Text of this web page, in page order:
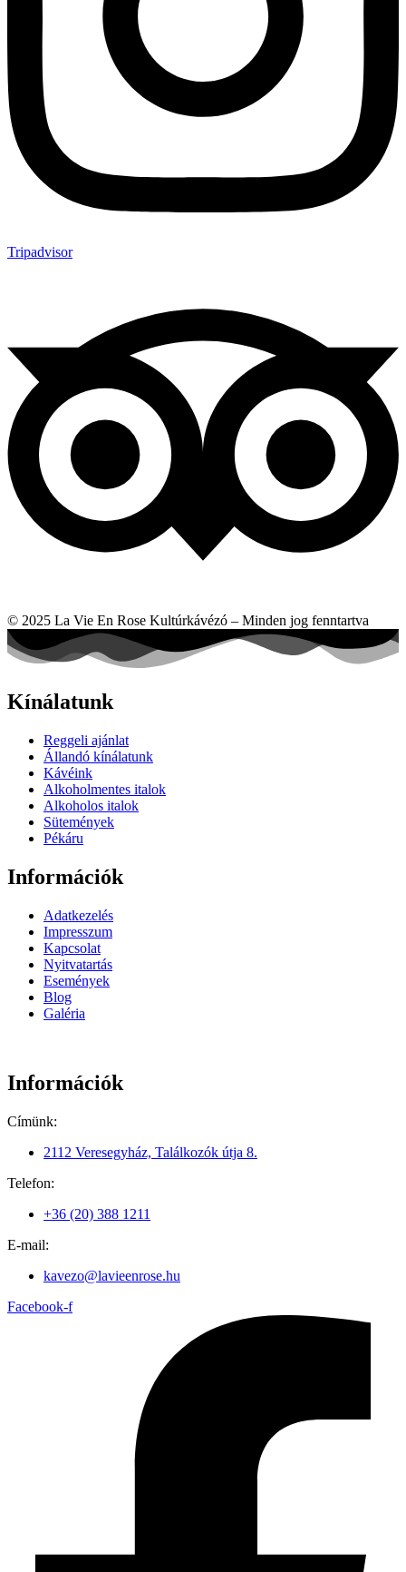
Tripadvisor
© 2025 La Vie En Rose Kultúrkávézó – Minden jog fenntartva
Kínálatunk
Reggeli ajánlat
Állandó kínálatunk
Kávéink
Alkoholmentes italok
Alkoholos italok
Sütemények
Pékáru
Információk
Adatkezelés
Impresszum
Kapcsolat
Nyitvatartás
Események
Blog
Galéria
Információk
Címünk:
2112 Veresegyház, Találkozók útja 8.
Telefon:
+36 (20) 388 1211
E-mail:
kavezo@lavieenrose.hu
Facebook-f